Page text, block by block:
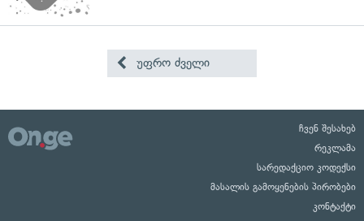
უფრო ძველი
ჩვენ შესახებ
რეკლამა
სარედაქციო კოდექსი
მასალის გამოყენების პირობები
კონტაქტი